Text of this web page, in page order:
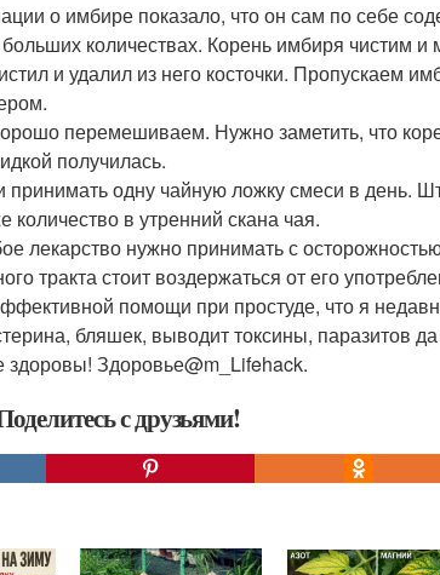
о имбире показало, что он сам по себе
количествах. Корень имбиря чистим
и удалил из него косточки. Пропускаем
перемешиваем. Нужно заметить, что
получилась.
одну чайную ложку смеси в день.
количество в утренний скана чая.
лекарство нужно принимать с
тракта стоит воздержаться от его
помощи при простуде, что я
бляшек, выводит токсины, паразитов
здоровы! Здоровье@m_Lifehack.
с друзьями!